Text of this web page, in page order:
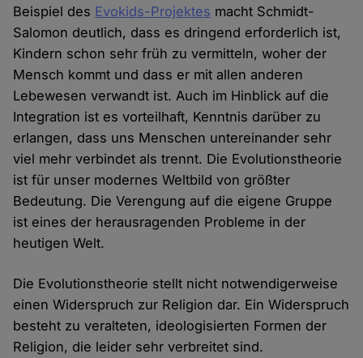
Beispiel des Evokids-Projektes macht Schmidt-
Salomon deutlich, dass es dringend erforderlich ist,
Kindern schon sehr früh zu vermitteln, woher der
Mensch kommt und dass er mit allen anderen
Lebewesen verwandt ist. Auch im Hinblick auf die
Integration ist es vorteilhaft, Kenntnis darüber zu
erlangen, dass uns Menschen untereinander sehr
viel mehr verbindet als trennt. Die Evolutionstheorie
ist für unser modernes Weltbild von größter
Bedeutung. Die Verengung auf die eigene Gruppe
ist eines der herausragenden Probleme in der
heutigen Welt.
Die Evolutionstheorie stellt nicht notwendigerweise
einen Widerspruch zur Religion dar. Ein Widerspruch
besteht zu veralteten, ideologisierten Formen der
Religion, die leider sehr verbreitet sind.